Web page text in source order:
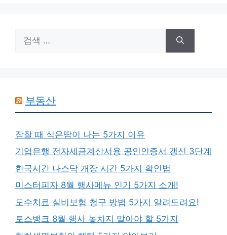
색:
부동산
잠잘 때 식은땀이 나는 5가지 이유
기업은행 전자세금계산서용 공인인증서 갱신 3단계
한국시간 나스닥 개장 시간 5가지 확인법
미스터피자 8월 행사메뉴 인기 5가지 소개!
도수치료 실비보험 청구 방법 5가지 알려드려요!
토스뱅크 8월 행사 놓치지 말아야 할 5가지